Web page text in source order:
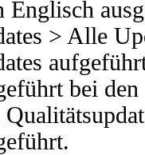
Englisch
> Alle
bei